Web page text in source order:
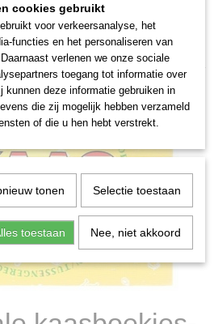
>Non-Fictie>Eten en Drinken
10: 30 Amerikaanse recepten met kaas
cookies gebruikt
voor verkeersanalyse, het
functies en het personaliseren van
verlenen we onze sociale
toegang tot informatie over
kunnen deze informatie gebruiken in
die zij mogelijk hebben verzameld
of die u hen hebt verstrekt.
tonen Selectie toestaan
toestaan Nee, niet akkoord